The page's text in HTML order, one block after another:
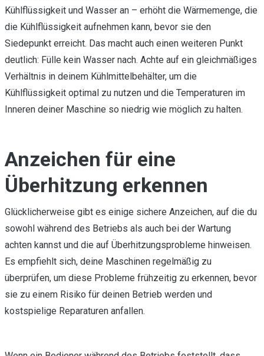
Kühlflüssigkeit und Wasser an – erhöht die Wärmemenge, die
die Kühlflüssigkeit aufnehmen kann, bevor sie den
Siedepunkt erreicht. Das macht auch einen weiteren Punkt
deutlich: Fülle kein Wasser nach. Achte auf ein gleichmäßiges
Verhältnis in deinem Kühlmittelbehälter, um die
Kühlflüssigkeit optimal zu nutzen und die Temperaturen im
Inneren deiner Maschine so niedrig wie möglich zu halten.
Anzeichen für eine
Überhitzung erkennen
Glücklicherweise gibt es einige sichere Anzeichen, auf die du
sowohl während des Betriebs als auch bei der Wartung
achten kannst und die auf Überhitzungsprobleme hinweisen.
Es empfiehlt sich, deine Maschinen regelmäßig zu
überprüfen, um diese Probleme frühzeitig zu erkennen, bevor
sie zu einem Risiko für deinen Betrieb werden und
kostspielige Reparaturen anfallen.